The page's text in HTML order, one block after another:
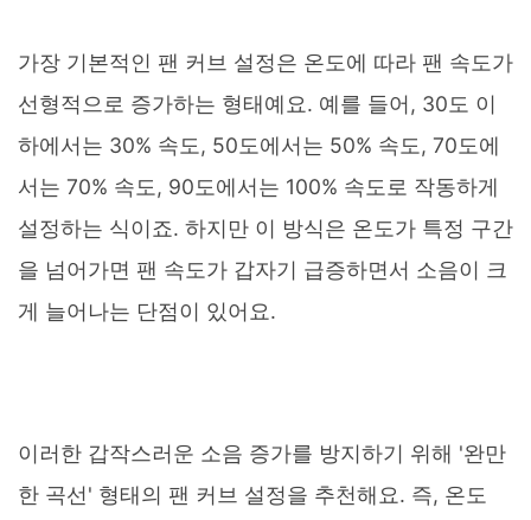
가장 기본적인 팬 커브 설정은 온도에 따라 팬 속도가
선형적으로 증가하는 형태예요. 예를 들어, 30도 이
하에서는 30% 속도, 50도에서는 50% 속도, 70도에
서는 70% 속도, 90도에서는 100% 속도로 작동하게
설정하는 식이죠. 하지만 이 방식은 온도가 특정 구간
을 넘어가면 팬 속도가 갑자기 급증하면서 소음이 크
게 늘어나는 단점이 있어요.
이러한 갑작스러운 소음 증가를 방지하기 위해 '완만
한 곡선' 형태의 팬 커브 설정을 추천해요. 즉, 온도